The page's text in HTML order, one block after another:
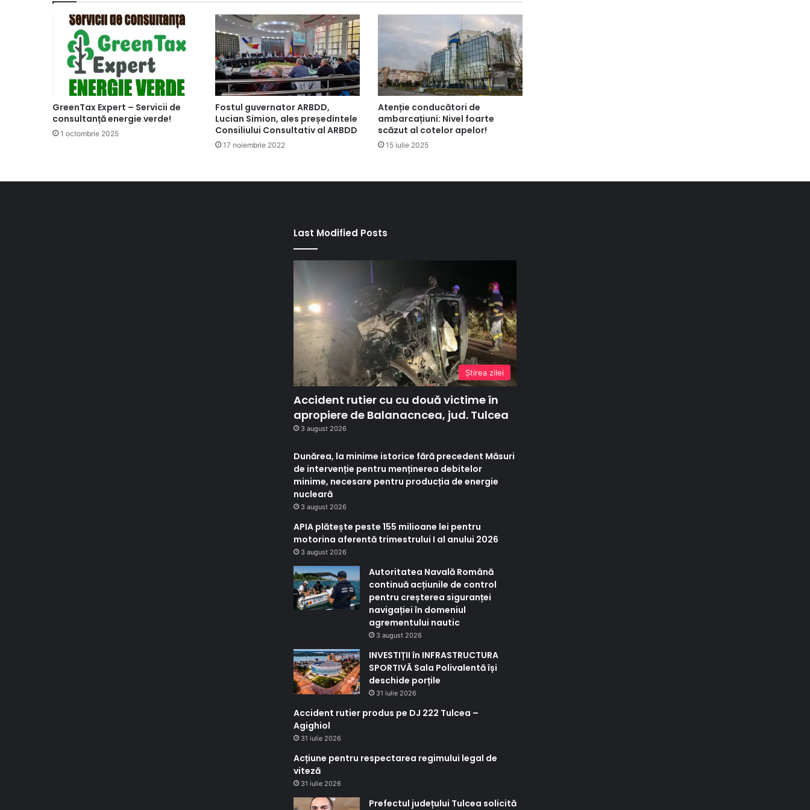
GreenTax Expert – Servicii de
consultanță energie verde!
1 octombrie 2025
Fostul guvernator ARBDD,
Lucian Simion, ales președintele
Consiliului Consultativ al ARBDD
17 noiembrie 2022
Atenție conducători de
ambarcațiuni: Nivel foarte
scăzut al cotelor apelor!
15 iulie 2025
Last Modified Posts
Ştirea zilei
Accident rutier cu cu două victime în
apropiere de Balanacncea, jud. Tulcea
3 august 2026
Dunărea, la minime istorice fără precedent Măsuri
de intervenție pentru menținerea debitelor
minime, necesare pentru producția de energie
nucleară
3 august 2026
APIA plătește peste 155 milioane lei pentru
motorina aferentă trimestrului I al anului 2026
3 august 2026
Autoritatea Navală Română
continuă acțiunile de control
pentru creșterea siguranței
navigației în domeniul
agrementului nautic
3 august 2026
INVESTIȚII în INFRASTRUCTURA
SPORTIVĂ Sala Polivalentă își
deschide porțile
31 iulie 2026
Accident rutier produs pe DJ 222 Tulcea –
Agighiol
31 iulie 2026
Acțiune pentru respectarea regimului legal de
viteză
31 iulie 2026
Prefectul județului Tulcea solicită